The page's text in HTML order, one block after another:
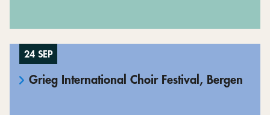
24 SEP
Grieg International Choir Festival, Bergen